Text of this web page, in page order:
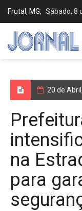
Frutal, MG, Sábado, 8
20 de
na
para